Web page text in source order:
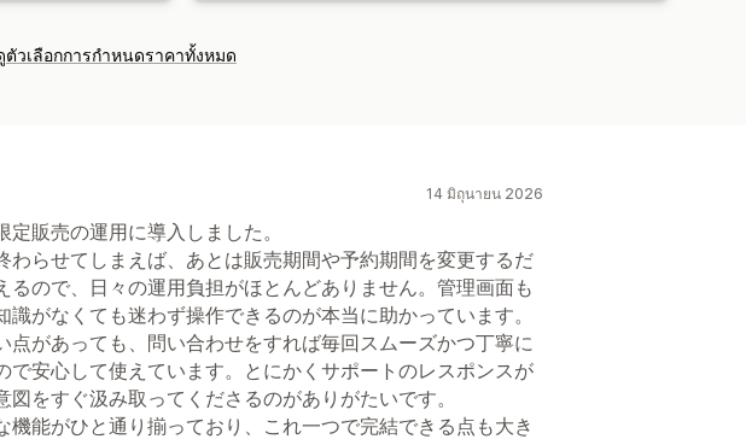
ตัวเลือกการกำหนดราคาทั้งหมด
14 มิถุนายน 2026
定販売の運用に導入しました。
わらせてしまえば、あとは販売期間や予約期間を変更するだ
るので、日々の運用負担がほとんどありません。管理画面も
識がなくても迷わず操作できるのが本当に助かっています。
点があっても、問い合わせをすれば毎回スムーズかつ丁寧に
で安心して使えています。とにかくサポートのレスポンスが
図をすぐ汲み取ってくださるのがありがたいです。
機能がひと通り揃っており、これ一つで完結できる点も大き